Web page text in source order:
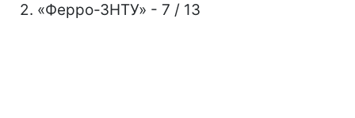
2. «Ферро-ЗНТУ» - 7 / 13